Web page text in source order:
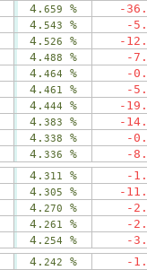
4. 659 % -36 .
4. 543 % -5 .
4. 526 % -12 .
4. 488 % -7 .
4. 464 % -0 .
4. 461 % -5 .
4. 444 % -19 .
4. 383 % -14 .
4. 338 % -0 .
4. 336 % -8 .
4. 311 % -1 .
4. 305 % -11 .
4. 270 % -2 .
4. 261 % -2 .
4. 254 % -3 .
4. 242 % -1 .